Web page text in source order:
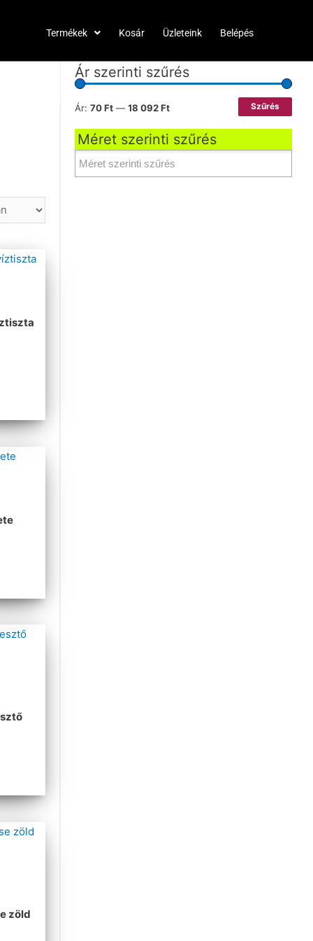
Termékek Kosár Üzleteink Belépés
zöld
Ár szerinti szűrés
Szűrés
Ár: 70 Ft — 18 092 Ft
Méret szerinti szűrés